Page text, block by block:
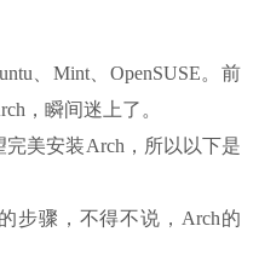
、Mint、OpenSUSE。前
，瞬间迷上了。
美安装Arch，所以以下是
步骤，不得不说，Arch的